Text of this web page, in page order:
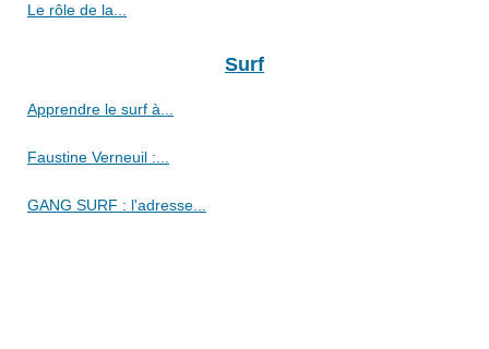
Le rôle de la...
Surf
Apprendre le surf à...
Faustine Verneuil :...
GANG SURF : l'adresse...